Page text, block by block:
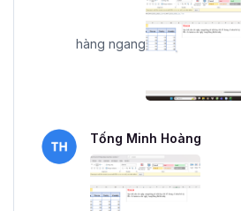
hàng ngang
Tống Minh Hoàng